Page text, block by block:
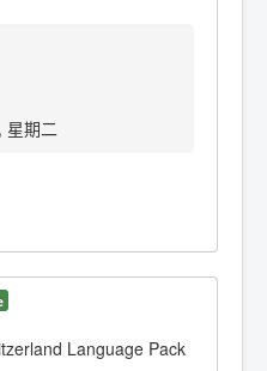
星期二
Language Pack